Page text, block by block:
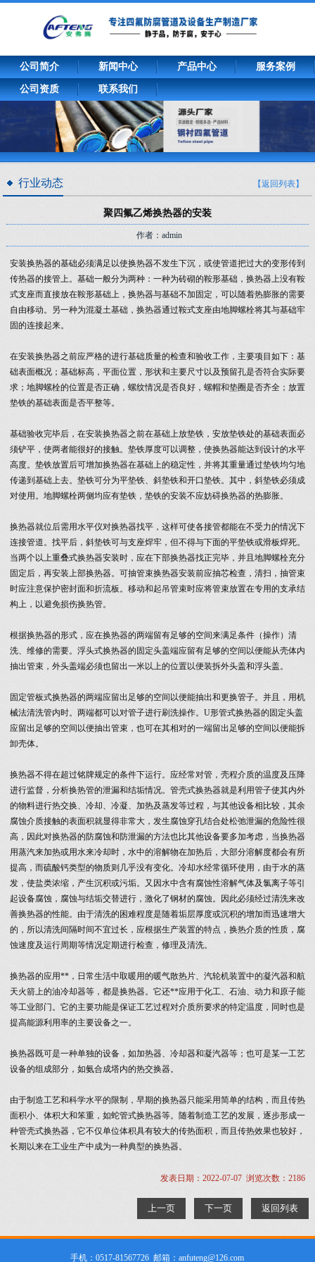
公司简介 新闻中心 产品中心 服务案例
公司资质 联系我们
行业动态 【返回列表】
聚四氟乙烯换热器的安装
作者：admin
安装换热器的基础必须满足以使换热器不发生下沉，或使管道把过大的变形传到
传热器的接管上。基础一般分为两种：一种为砖砌的鞍形基础，换热器上没有鞍
式支座而直接放在鞍形基础上，换热器与基础不加固定，可以随着热膨胀的需要
自由移动。另一种为混凝土基础，换热器通过鞍式支座由地脚螺栓将其与基础牢
固的连接起来。
在安装换热器之前应严格的进行基础质量的检查和验收工作，主要项目如下：基
础表面概况；基础标高，平面位置，形状和主要尺寸以及预留孔是否符合实际要
求；地脚螺栓的位置是否正确，螺纹情况是否良好，螺帽和垫圈是否齐全；放置
垫铁的基础表面是否平整等。
基础验收完毕后，在安装换热器之前在基础上放垫铁，安放垫铁处的基础表面必
须铲平，使两者能很好的接触。垫铁厚度可以调整，使换热器能达到设计的水平
高度。垫铁放置后可增加换热器在基础上的稳定性，并将其重量通过垫铁均匀地
传递到基础上去。垫铁可分为平垫铁、斜垫铁和开口垫铁。其中，斜垫铁必须成
对使用。地脚螺栓两侧均应有垫铁，垫铁的安装不应妨碍换热器的热膨胀。
换热器就位后需用水平仪对换热器找平，这样可使各接管都能在不受力的情况下
连接管道。找平后，斜垫铁可与支座焊牢，但不得与下面的平垫铁或滑板焊死。
当两个以上重叠式换热器安装时，应在下部换热器找正完毕，并且地脚螺栓充分
固定后，再安装上部换热器。可抽管束换热器安装前应抽芯检查，清扫，抽管束
时应注意保护密封面和折流板。移动和起吊管束时应将管束放置在专用的支承结
构上，以避免损伤换热管。
根据换热器的形式，应在换热器的两端留有足够的空间来满足条件（操作）清
洗、维修的需要。浮头式换热器的固定头盖端应留有足够的空间以便能从壳体内
抽出管束，外头盖端必须也留出一米以上的位置以便装拆外头盖和浮头盖。
固定管板式换热器的两端应留出足够的空间以便能抽出和更换管子。并且，用机
械法清洗管内时。两端都可以对管子进行刷洗操作。U形管式换热器的固定头盖
应留出足够的空间以便抽出管束，也可在其相对的一端留出足够的空间以便能拆
卸壳体。
换热器不得在超过铭牌规定的条件下运行。应经常对管，壳程介质的温度及压降
进行监督，分析换热管的泄漏和结垢情况。管壳式换热器就是利用管子使其内外
的物料进行热交换、冷却、冷凝、加热及蒸发等过程，与其他设备相比较，其余
腐蚀介质接触的表面积就显得非常大，发生腐蚀穿孔结合处松弛泄漏的危险性很
高，因此对换热器的防腐蚀和防泄漏的方法也比其他设备要多加考虑，当换热器
用蒸汽来加热或用水来冷却时，水中的溶解物在加热后，大部分溶解度都会有所
提高，而硫酸钙类型的物质则几乎没有变化。冷却水经常循环使用，由于水的蒸
发，使盐类浓缩，产生沉积或污垢。又因水中含有腐蚀性溶解气体及氯离子等引
起设备腐蚀，腐蚀与结垢交替进行，激化了钢材的腐蚀。因此必须经过清洗来改
善换热器的性能。由于清洗的困难程度是随着垢层厚度或沉积的增加而迅速增大
的，所以清洗间隔时间不宜过长，应根据生产装置的特点，换热介质的性质，腐
蚀速度及运行周期等情况定期进行检查，修理及清洗。
换热器的应用**，日常生活中取暖用的暖气散热片、汽轮机装置中的凝汽器和航
天火箭上的油冷却器等，都是换热器。它还**应用于化工、石油、动力和原子能
等工业部门。它的主要功能是保证工艺过程对介质所要求的特定温度，同时也是
提高能源利用率的主要设备之一。
换热器既可是一种单独的设备，如加热器、冷却器和凝汽器等；也可是某一工艺
设备的组成部分，如氨合成塔内的热交换器。
由于制造工艺和科学水平的限制，早期的换热器只能采用简单的结构，而且传热
面积小、体积大和笨重，如蛇管式换热器等。随着制造工艺的发展，逐步形成一
种管壳式换热器，它不仅单位体积具有较大的传热面积，而且传热效果也较好，
长期以来在工业生产中成为一种典型的换热器。
发表日期：2022-07-07 浏览次数：2186
上一页 下一页 返回列表
手机：0517-81567726 邮箱：anfuteng@126.com